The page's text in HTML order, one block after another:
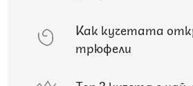
Как кучетата
трюфели